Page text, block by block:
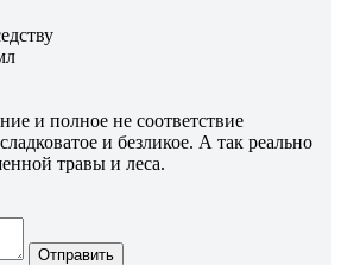
и полное не соответствие
и безликое. А так реально
травы и леса.
Отправить